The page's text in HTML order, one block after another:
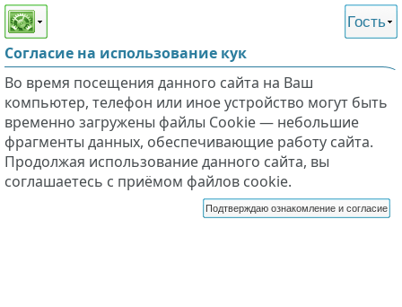
Этот сайт поддерживает
слабовидящих
Гость
Согласие на использование кук
Во время посещения данного сайта на Ваш
компьютер, телефон или иное устройство могут быть
временно загружены файлы Cookie — небольшие
фрагменты данных, обеспечивающие работу сайта.
Продолжая использование данного сайта, вы
соглашаетесь с приёмом файлов cookie.
Подтверждаю ознакомление и согласие